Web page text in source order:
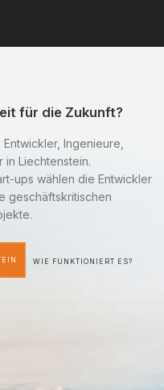
für die Zukunft?
Ingenieure,
in Liechtenstein.
ups wählen die Entwickler
geschäftskritischen
WIE FUNKTIONIERT ES?